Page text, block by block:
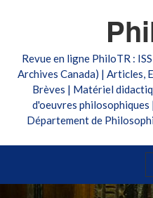
Revue en ligne PhiloTR :
Archives Canada) | Articles,
Brèves | Matériel
d'oeuvres
Département de